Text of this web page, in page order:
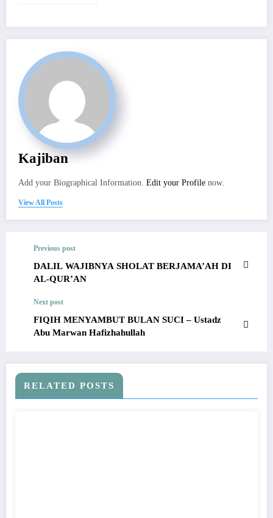
Kajiban
Add your Biographical Information. Edit your Profile now.
View All Posts
Previous post
DALIL WAJIBNYA SHOLAT BERJAMA’AH DI
AL-QUR’AN
Next post
FIQIH MENYAMBUT BULAN SUCI – Ustadz
Abu Marwan Hafizhahullah
RELATED POSTS